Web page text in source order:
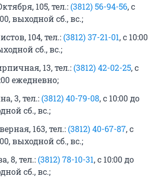
105, тел.: (3812) 56-94-56, с
выходной сб., вс.;
104, тел.: (3812) 37-21-01, с 10:00
сб., вс.;
13, тел.: (3812) 42-02-25, с
ежедневно;
3, тел.: (3812) 40-79-08, с 10:00 до
сб., вс.;
163, тел.: (3812) 40-67-87, с
выходной сб., вс.;
8, тел.: (3812) 78-10-31, с 10:00 до
сб., вс.;